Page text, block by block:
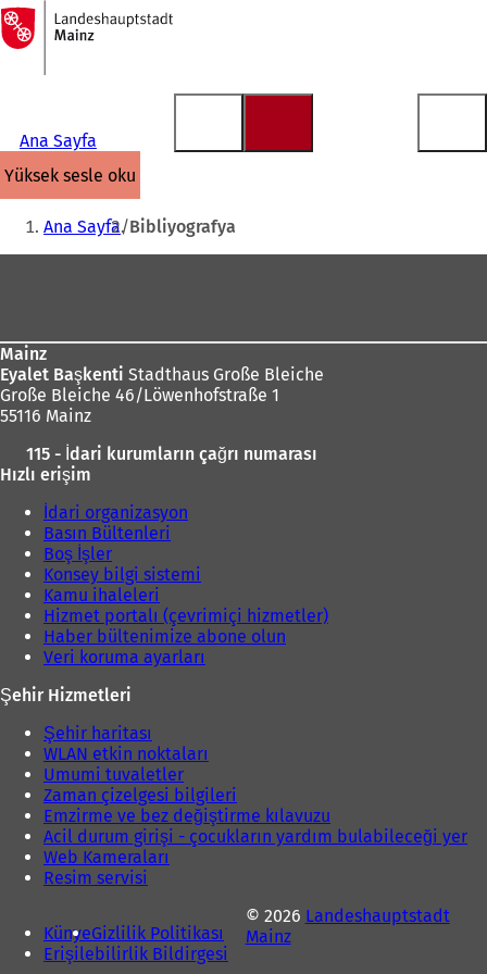
İçeriğe atla
Ana
sayfaya
Ana Sayfa
yüksek sesle oku
Buradasınız:
Ana Sayfa Bibliyografya
Mainz
Eyalet Başkenti Stadthaus Große Bleiche
Große Bleiche 46/Löwenhofstraße 1
55116 Mainz
115 - İdari kurumların çağrı numarası
Hızlı erişim
İdari organizasyon
Basın Bültenleri
Boş İşler
Konsey bilgi sistemi
Kamu ihaleleri
Hizmet portalı (çevrimiçi hizmetler)
Haber bültenimize abone olun
Veri koruma ayarları
Şehir Hizmetleri
Şehir haritası
WLAN etkin noktaları
Umumi tuvaletler
Zaman çizelgesi bilgileri
Emzirme ve bez değiştirme kılavuzu
Acil durum girişi - çocukların yardım bulabileceği yer
Web Kameraları
Resim servisi
KünyeGizlilik Politikası
Erişilebilirlik Bildirgesi
© 2026 Landeshauptstadt
Mainz